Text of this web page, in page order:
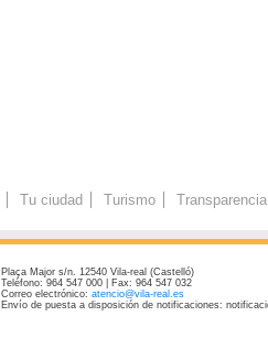
Tu ciudad Turismo Transparencia
Plaça Major s/n. 12540 Vila-real (Castelló)
Teléfono: 964 547 000 | Fax: 964 547 032
Correo electrónico: atencio@vila-real.es
Envío de puesta a disposición de notificaciones: